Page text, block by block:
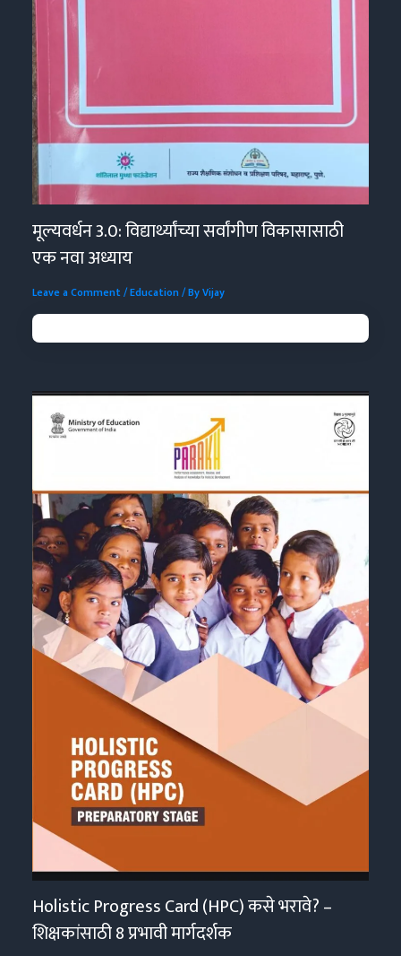
मूल्यवर्धन 3.0: विद्यार्थ्यांच्या सर्वांगीण विकासासाठी
एक नवा अध्याय
Leave a Comment/Education/ ByVijay
Holistic Progress Card (HPC) कसे भरावे? –
शिक्षकांसाठी 8 प्रभावी मार्गदर्शक